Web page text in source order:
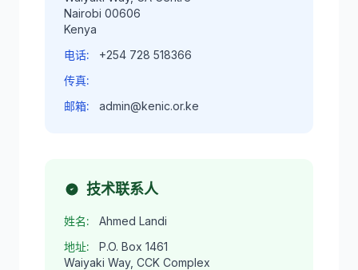
Nairobi 00606
Kenya
电话:
+254 728 518366
传真:
邮箱:
admin@kenic.or.ke
技术联系人
姓名:
Ahmed Landi
地址:
P.O. Box 1461
Waiyaki Way, CCK Complex